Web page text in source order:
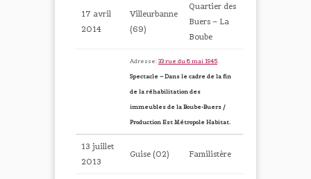
17 avril
2014
Villeurbanne
(69)
Quartier des
Buers – La
Boube
Adresse: 33 rue du 8 mai 1945.
Spectacle – Dans le cadre de la fin
de la réhabilitation des
immeubles de la Boube-Buers /
Production Est Métropole Habitat.
13 juillet
2013
Guise (02) Familistère